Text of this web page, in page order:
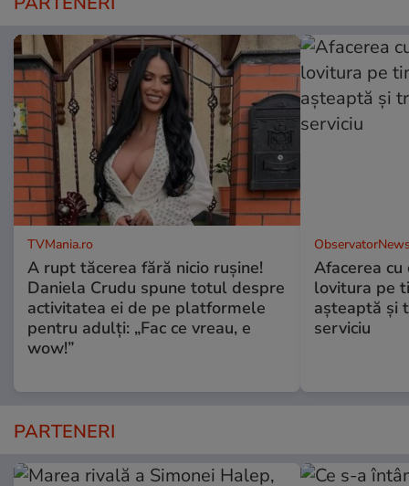
TVMania.ro
A rupt tăcerea fără nicio rușine!
Daniela Crudu spune totul despre
activitatea ei de pe platformele
pentru adulți: „Fac ce vreau, e
wow!”
Afacerea
lovitura pe
aşteaptă şi
serviciu
PARTENERI